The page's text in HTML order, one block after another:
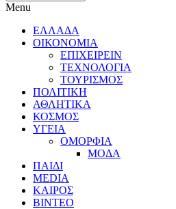
Menu
ΕΛΛΑΔΑ
ΟΙΚΟΝΟΜΙΑ
ΕΠΙΧΕΙΡΕΙΝ
ΤΕΧΝΟΛΟΓΙΑ
ΤΟΥΡΙΣΜΟΣ
ΠΟΛΙΤΙΚΗ
ΑΘΛΗΤΙΚΑ
ΚΟΣΜΟΣ
ΥΓΕΙΑ
ΟΜΟΡΦΙΑ
ΜΟΔΑ
ΠΑΙΔΙ
MEDIA
ΚΑΙΡΟΣ
ΒΙΝΤΕΟ